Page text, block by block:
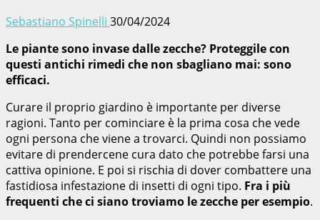
Sebastiano Spinelli 30/04/2024
Le piante sono invase dalle zecche? Proteggile con
questi antichi rimedi che non sbagliano mai: sono
efficaci.
Curare il proprio giardino è importante per diverse
ragioni. Tanto per cominciare è la prima cosa che vede
ogni persona che viene a trovarci. Quindi non possiamo
evitare di prendercene cura dato che potrebbe farsi una
cattiva opinione. E poi si rischia di dover combattere una
fastidiosa infestazione di insetti di ogni tipo. Fra i più
frequenti che ci siano troviamo le zecche per esempio.